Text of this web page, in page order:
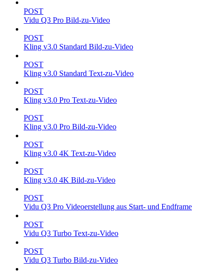
POST
Vidu Q3 Pro Bild-zu-Video
POST
Kling v3.0 Standard Bild-zu-Video
POST
Kling v3.0 Standard Text-zu-Video
POST
Kling v3.0 Pro Text-zu-Video
POST
Kling v3.0 Pro Bild-zu-Video
POST
Kling v3.0 4K Text-zu-Video
POST
Kling v3.0 4K Bild-zu-Video
POST
Vidu Q3 Pro Videoerstellung aus Start- und Endframe
POST
Vidu Q3 Turbo Text-zu-Video
POST
Vidu Q3 Turbo Bild-zu-Video